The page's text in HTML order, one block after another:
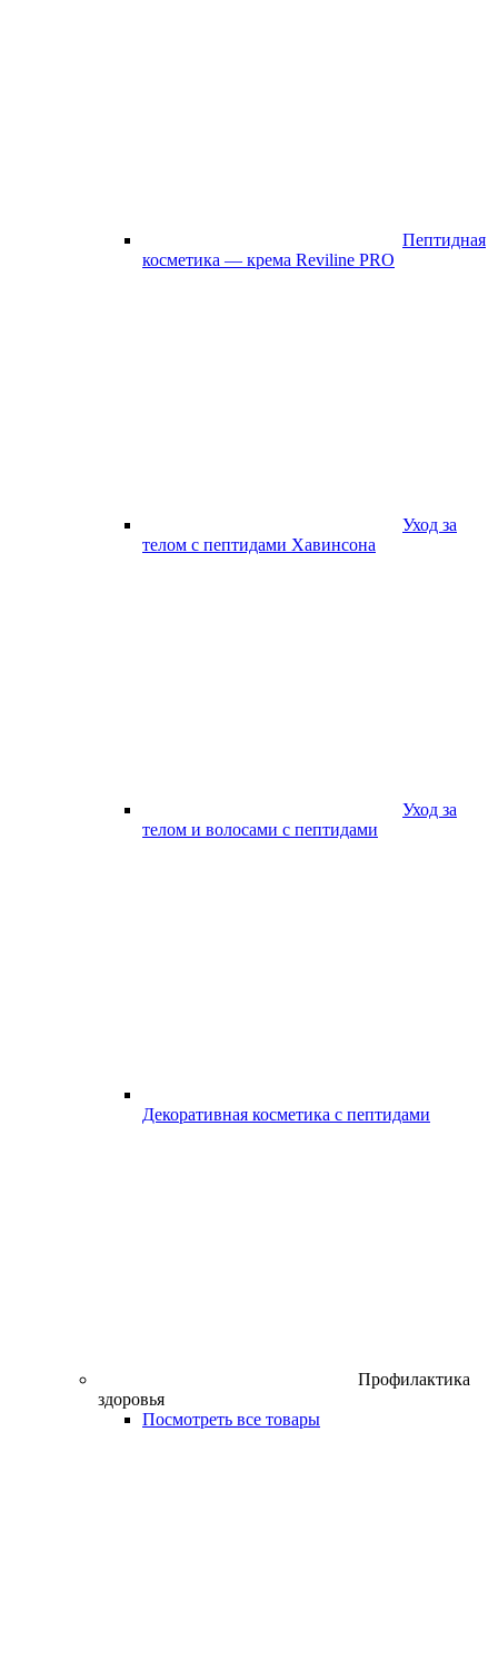
Пептидная
косметика — крема Reviline PRO
Уход за
телом с пептидами Хавинсона
Уход за
телом и волосами с пептидами
Декоративная косметика с пептидами
Профилактика
здоровья
Посмотреть все товары